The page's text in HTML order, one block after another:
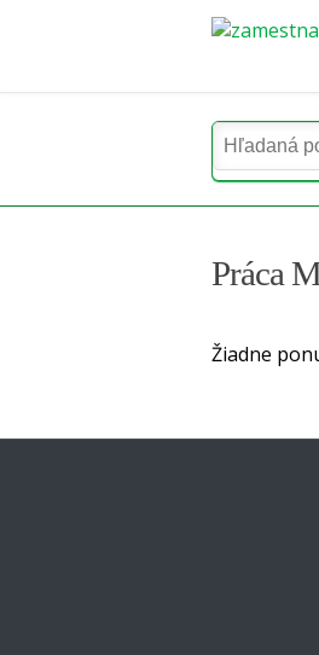
Práca
Žiadne